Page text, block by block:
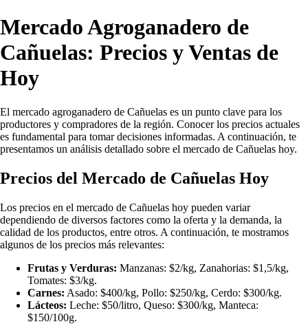
Mercado Agroganadero de
Cañuelas: Precios y Ventas de
Hoy
El mercado agroganadero de Cañuelas es un punto clave para los
productores y compradores de la región. Conocer los precios actuales
es fundamental para tomar decisiones informadas. A continuación, te
presentamos un análisis detallado sobre el mercado de Cañuelas hoy.
Precios del Mercado de Cañuelas Hoy
Los precios en el mercado de Cañuelas hoy pueden variar
dependiendo de diversos factores como la oferta y la demanda, la
calidad de los productos, entre otros. A continuación, te mostramos
algunos de los precios más relevantes:
Frutas y Verduras: Manzanas: $2/kg, Zanahorias: $1,5/kg,
Tomates: $3/kg.
Carnes: Asado: $400/kg, Pollo: $250/kg, Cerdo: $300/kg.
Lácteos: Leche: $50/litro, Queso: $300/kg, Manteca:
$150/100g.